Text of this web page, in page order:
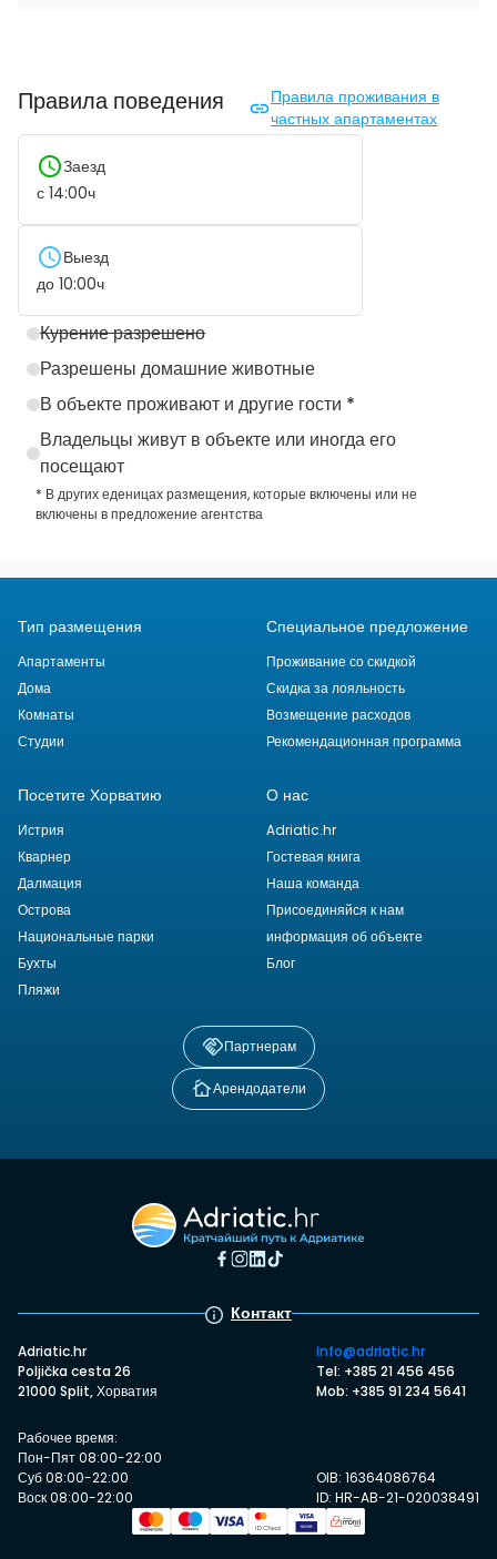
Правила поведения
Правила проживания в
частных апартаментах
Заезд
с 14:00ч
Выезд
до 10:00ч
Курение разрешено
Разрешены домашние животные
В объекте проживают и другие гости *
Владельцы живут в объекте или иногда его
посещают
* В других еденицах размещения, которые включены или не
включены в предложение агентства
Тип размещения
Апартаменты
Дома
Комнаты
Студии
Специальное предложение
Проживание со скидкой
Скидка за лояльность
Возмещение расходов
Рекомендационная программа
Посетите Хорватию
Истрия
Кварнер
Далмация
Острова
Национальные парки
Бухты
Пляжи
О нас
Adriatic.hr
Гостевая книга
Наша команда
Присоединяйся к нам
информация об объекте
Блог
Партнерам
Арендодатели
Контакт
Adriatic.hr
Poljička cesta 26
21000 Split, Хорватия
info@adriatic.hr
Tel: +385 21 456 456
Mob: +385 91 234 5641
Рабочее время:
Пон-Пят 08:00-22:00
Суб 08:00-22:00
Воск 08:00-22:00
OIB: 16364086764
ID: HR-AB-21-020038491